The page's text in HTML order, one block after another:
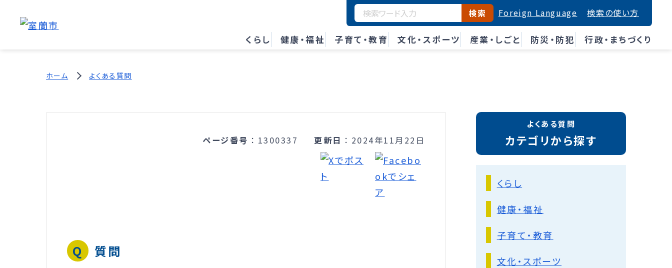
くらし 健康・福祉 子育て・教育 文化・スポーツ 産業・しごと 防災・防犯 行政・まちづくり
検索 Foreign Language 検索の使い方
ホーム よくある質問
ページ番号 1300337 更新日 2024年11月22日
質問
よくある質問
カテゴリから探す
くらし
健康・福祉
子育て・教育
文化・スポーツ